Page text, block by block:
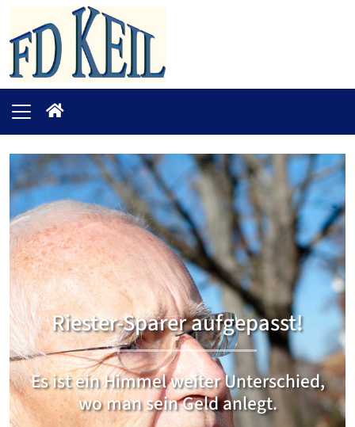
Riester-Sparer aufgepasst!
Es ist ein Himmel weiter Unterschied,
wo man sein Geld anlegt.